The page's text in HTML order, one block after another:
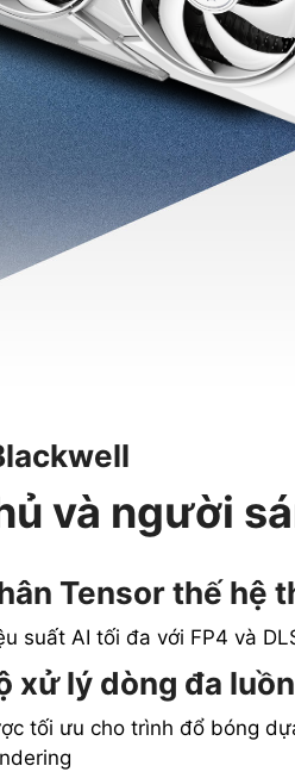
và người
Tensor thế hệ
suất AI tối đa với FP4 và
xử lý dòng đa
tối ưu cho trình đổ bóng